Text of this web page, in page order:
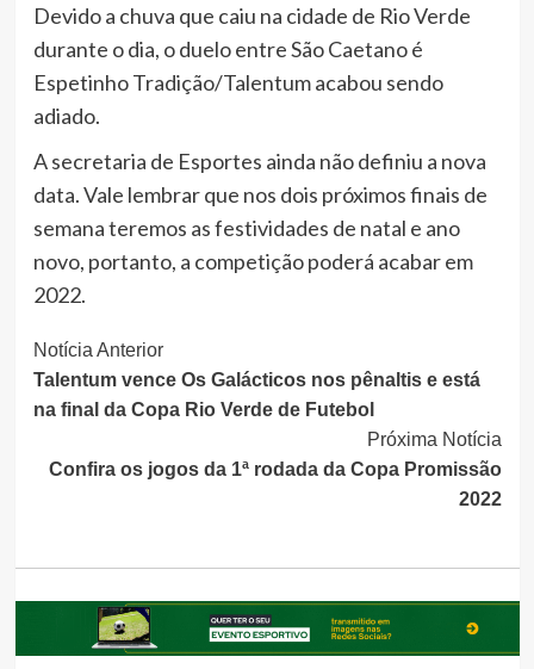
Devido a chuva que caiu na cidade de Rio Verde
durante o dia, o duelo entre São Caetano é
Espetinho Tradição/Talentum acabou sendo
adiado.
A secretaria de Esportes ainda não definiu a nova
data. Vale lembrar que nos dois próximos finais de
semana teremos as festividades de natal e ano
novo, portanto, a competição poderá acabar em
2022.
Continue
Lendo
Notícia Anterior
Talentum vence Os Galácticos nos pênaltis e está
na final da Copa Rio Verde de Futebol
Próxima Notícia
Confira os jogos da 1ª rodada da Copa Promissão
2022